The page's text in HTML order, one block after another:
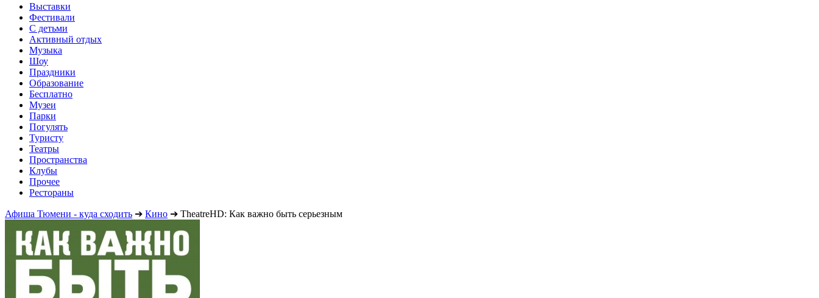
Выставки
Фестивали
С детьми
Активный отдых
Музыка
Шоу
Праздники
Образование
Бесплатно
Музеи
Парки
Погулять
Туристу
Театры
Пространства
Клубы
Прочее
Рестораны
Афиша Тюмени - куда сходить ➔ Кино ➔ TheatreHD: Как важно быть серьезным